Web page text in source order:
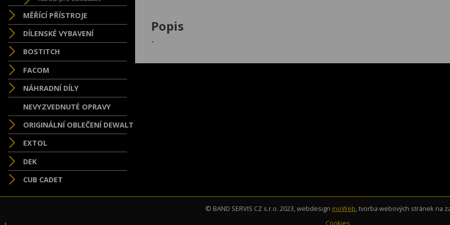
MĚŘÍCÍ PŘÍSTROJE
DÍLENSKÉ VYBAVENÍ
BOSTITCH
FACOM
NÁHRADNÍ DÍLY
NEVYZVEDNUTÉ OPRAVY
ORIGINÁLNÍ OBLEČENÍ DEWALT
EXTOL
DEK
CUB CADET
Popis
-
© BAND SERVIS CZ s.r.o. 2023, webdesign inoWeb, tvorba webových stránek na
Cookies